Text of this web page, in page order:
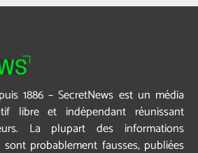
1886 – SecretNews est un média
libre et indépendant réunissant
La plupart des informations
probablement fausses, publiées